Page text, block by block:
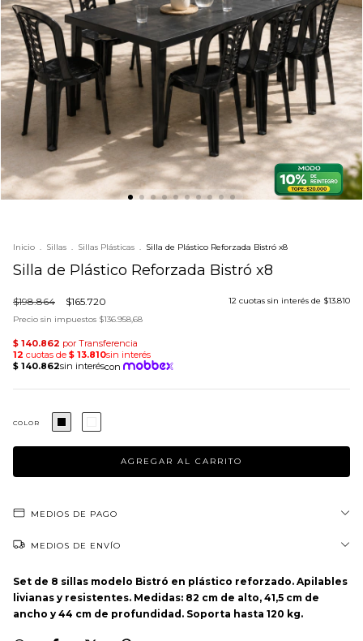
Inicio Sillas Sillas Plásticas Silla de Plástico Reforzada Bistró x8
Silla de Plástico Reforzada Bistró x8
$198.864 $165.720 12 cuotas sin interés de $13.810
Precio sin impuestos $136.958,68
COLOR
MEDIOS DE PAGO
MEDIOS DE ENVÍO
Set de 8 sillas modelo Bistró en plástico reforzado. Apilables
livianas y resistentes. Medidas: 82 cm de alto, 41,5 cm de
ancho y 44 cm de profundidad. Soporta hasta 120 kg.